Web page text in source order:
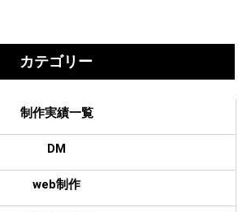
カテゴリー
制作実績一覧
DM
web制作